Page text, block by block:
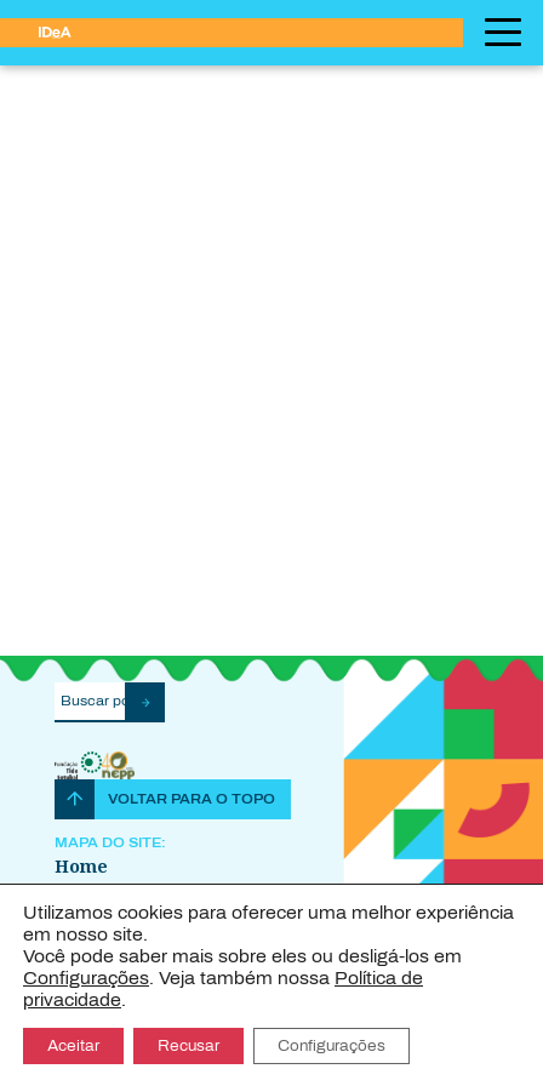
VOLTAR PARA O TOPO
MAPA DO SITE:
Home
Explore o IDeA
Publicações
Contato
IDeA · Copyright © 2023 – DesignFIB – Fabrica de Ideias
Utilizamos cookies para oferecer uma melhor experiência
em nosso site.
Você pode saber mais sobre eles ou desligá-los em
Configurações. Veja também nossa Política de
privacidade.
Aceitar Recusar Configurações